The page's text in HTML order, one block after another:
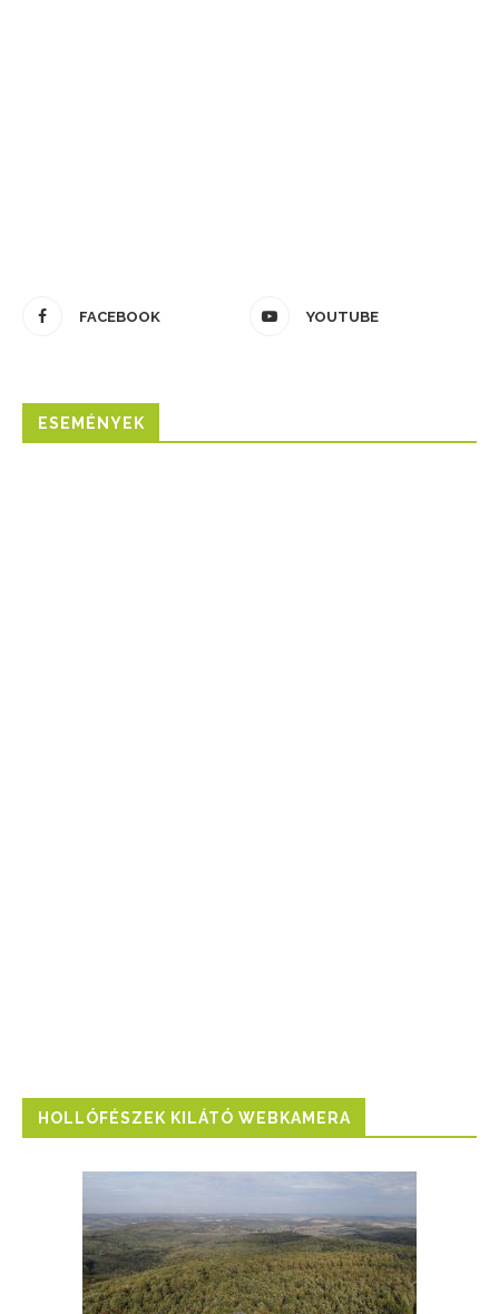
FACEBOOK YOUTUBE
ESEMÉNYEK
HOLLÓFÉSZEK KILÁTÓ WEBKAMERA